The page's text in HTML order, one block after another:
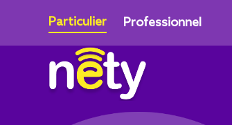
Particulier Professionnel